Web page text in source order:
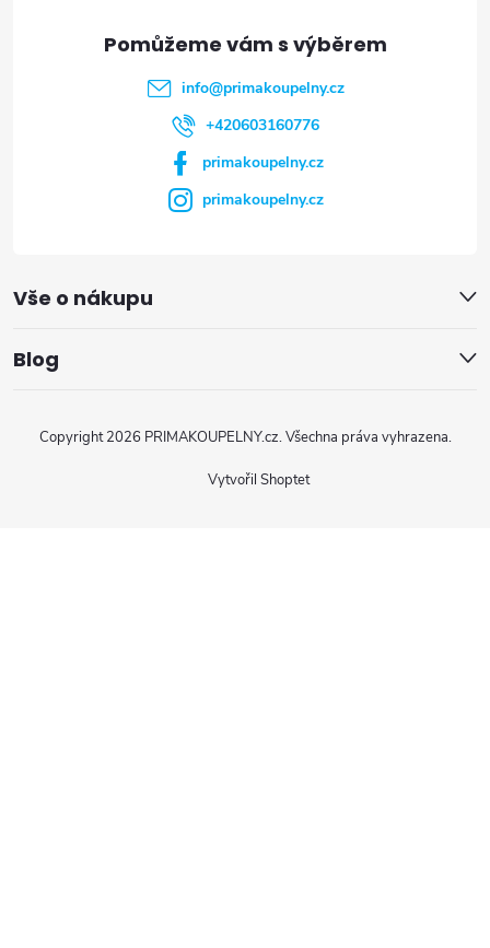
info@primakoupelny.cz
+420603160776
primakoupelny.cz
primakoupelny.cz
Vše o nákupu
Blog
Vytvořil Shoptet
Copyright 2026 PRIMAKOUPELNY.cz. Všechna práva vyhrazena.